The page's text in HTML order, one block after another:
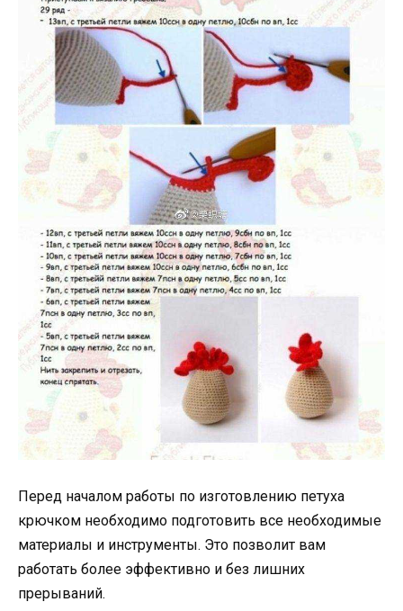
Перед началом работы по изготовлению петуха
крючком необходимо подготовить все необходимые
материалы и инструменты. Это позволит вам
работать более эффективно и без лишних
прерываний.